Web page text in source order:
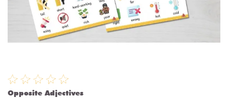
Opposite Adjectives